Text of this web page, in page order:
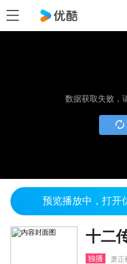
数据获取失败，
预览播放中，打开
十二
独播 萧正